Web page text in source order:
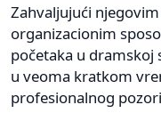
Zahvaljujući
organizacionim
početaka u dramskoj
u veoma kratkom
profesionalnog